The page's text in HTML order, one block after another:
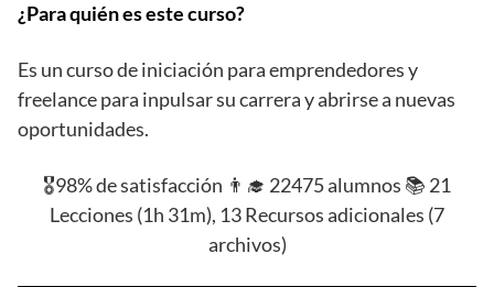
¿Para quién es este curso?
Es un curso de iniciación para emprendedores y
freelance para inpulsar su carrera y abrirse a nuevas
oportunidades.
🎖️98% de satisfacción 👨‍🎓 22475 alumnos 📚 21
Lecciones (1h 31m), 13 Recursos adicionales (7
archivos)